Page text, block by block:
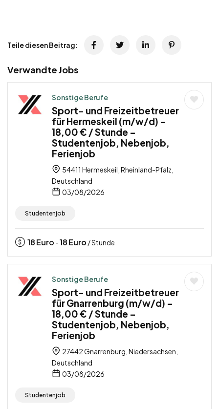
Teile diesen Beitrag:
Verwandte Jobs
Sonstige Berufe
Sport- und Freizeitbetreuer
für Hermeskeil (m/w/d) –
18,00 € / Stunde –
Studentenjob, Nebenjob,
Ferienjob
54411 Hermeskeil, Rheinland-Pfalz,
Deutschland
03/08/2026
Studentenjob
18Euro -18Euro / Stunde
Sonstige Berufe
Sport- und Freizeitbetreuer
für Gnarrenburg (m/w/d) –
18,00 € / Stunde –
Studentenjob, Nebenjob,
Ferienjob
27442 Gnarrenburg, Niedersachsen,
Deutschland
03/08/2026
Studentenjob